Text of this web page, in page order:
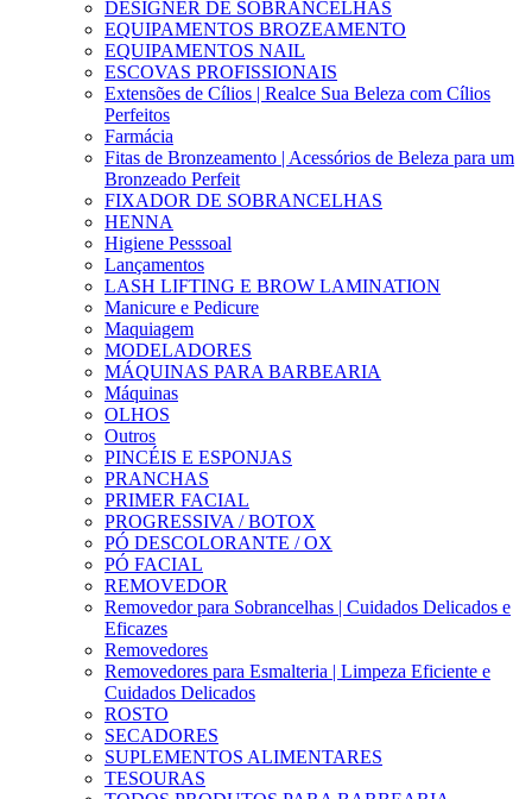
DESIGNER DE SOBRANCELHAS
EQUIPAMENTOS BROZEAMENTO
EQUIPAMENTOS NAIL
ESCOVAS PROFISSIONAIS
Extensões de Cílios | Realce Sua Beleza com Cílios
Perfeitos
Farmácia
Fitas de Bronzeamento | Acessórios de Beleza para um
Bronzeado Perfeit
FIXADOR DE SOBRANCELHAS
HENNA
Higiene Pesssoal
Lançamentos
LASH LIFTING E BROW LAMINATION
Manicure e Pedicure
Maquiagem
MODELADORES
MÁQUINAS PARA BARBEARIA
Máquinas
OLHOS
Outros
PINCÉIS E ESPONJAS
PRANCHAS
PRIMER FACIAL
PROGRESSIVA / BOTOX
PÓ DESCOLORANTE / OX
PÓ FACIAL
REMOVEDOR
Removedor para Sobrancelhas | Cuidados Delicados e
Eficazes
Removedores
Removedores para Esmalteria | Limpeza Eficiente e
Cuidados Delicados
ROSTO
SECADORES
SUPLEMENTOS ALIMENTARES
TESOURAS